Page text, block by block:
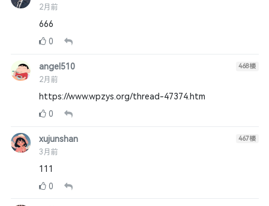
2月前
666
0
angel510
2月前
468楼
https://www.wpzys.org/thread-47374.htm
0
xujunshan
3月前
467楼
111
0